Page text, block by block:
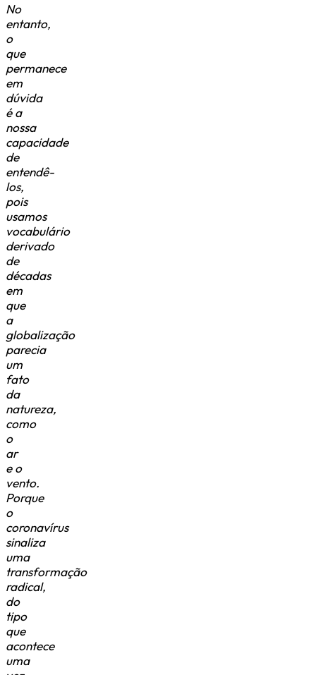
No
entanto,
o
que
permanece
em
dúvida
é a
nossa
capacidade
de
entendê-
los,
pois
usamos
vocabulário
derivado
de
décadas
em
que
a
globalização
parecia
um
fato
da
natureza,
como
o
ar
e o
vento.
Porque
o
coronavírus
sinaliza
uma
transformação
radical,
do
tipo
que
acontece
uma